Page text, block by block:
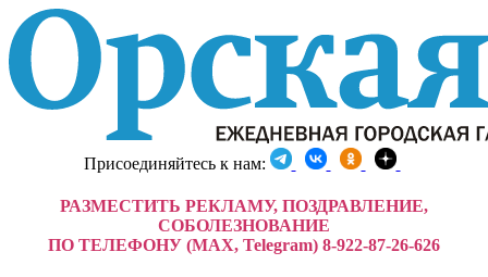
Присоединяйтесь к нам:
РАЗМЕСТИТЬ РЕКЛАМУ, ПОЗДРАВЛЕНИЕ,
СОБОЛЕЗНОВАНИЕ
ПО ТЕЛЕФОНУ (MAX, Telegram) 8-922-87-26-626